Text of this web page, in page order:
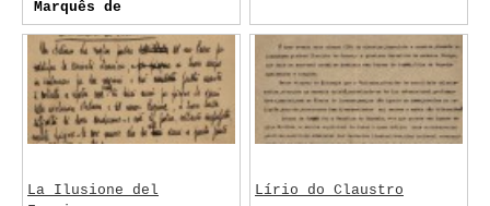
Marquês de
La Ilusione del
Lírio do Claustro